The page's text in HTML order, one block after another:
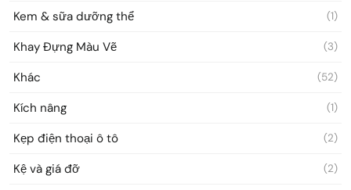
Kem & sữa dưỡng thể (1)
Khay Đựng Màu Vẽ (3)
Khác (52)
Kích nâng (1)
Kẹp điện thoại ô tô (2)
Kệ và giá đỡ (2)